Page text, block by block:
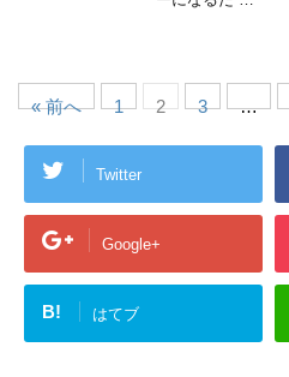
« 前へ 1 2 3 …
Twitter
Google+
B! はてブ